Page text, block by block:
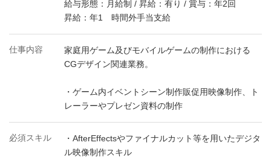
給与形態：月給制 / 昇給：有り / 賞与：年2回
昇給：年1 時間外手当支給
仕事内容
家庭用ゲーム及びモバイルゲームの制作における
CGデザイン関連業務。
・ゲーム内イベントシーン制作販促用映像制作、ト
レーラーやプレゼン資料の制作
必須スキル
・AfterEffectsやファイナルカット等を用いたデジタ
ル映像制作スキル